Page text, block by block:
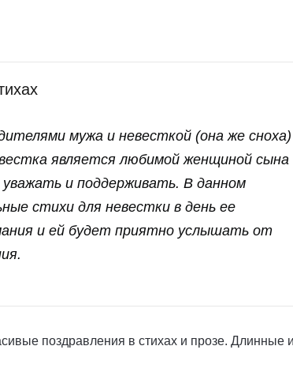
мужа и невесткой (она же сноха)
является любимой женщиной сына
и поддерживать. В данном
стихи для невестки в день ее
и ей будет приятно услышать от
поздравления в стихах и прозе. Длинные